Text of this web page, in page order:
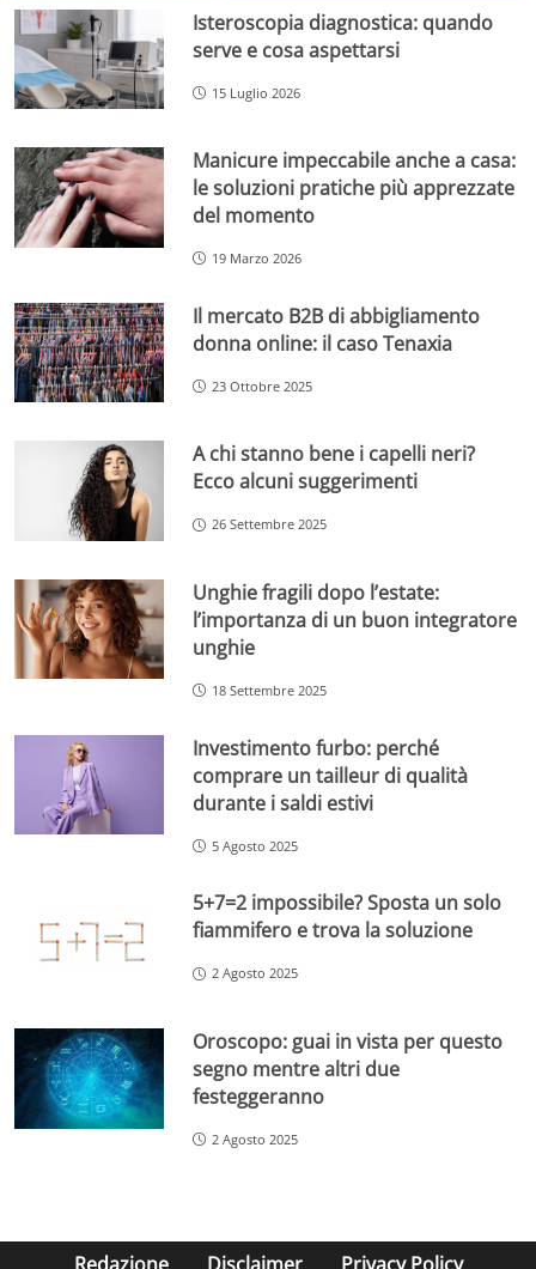
Isteroscopia diagnostica: quando
serve e cosa aspettarsi
15 Luglio 2026
Manicure impeccabile anche a casa:
le soluzioni pratiche più apprezzate
del momento
19 Marzo 2026
Il mercato B2B di abbigliamento
donna online: il caso Tenaxia
23 Ottobre 2025
A chi stanno bene i capelli neri?
Ecco alcuni suggerimenti
26 Settembre 2025
Unghie fragili dopo l’estate:
l’importanza di un buon integratore
unghie
18 Settembre 2025
Investimento furbo: perché
comprare un tailleur di qualità
durante i saldi estivi
5 Agosto 2025
5+7=2 impossibile? Sposta un solo
fiammifero e trova la soluzione
2 Agosto 2025
Oroscopo: guai in vista per questo
segno mentre altri due
festeggeranno
2 Agosto 2025